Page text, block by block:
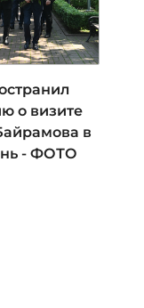
о визите
в
- ФОТО